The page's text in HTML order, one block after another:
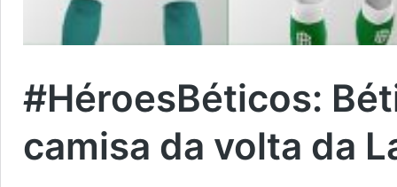
#HéroesBéticos:
camisa da volta da